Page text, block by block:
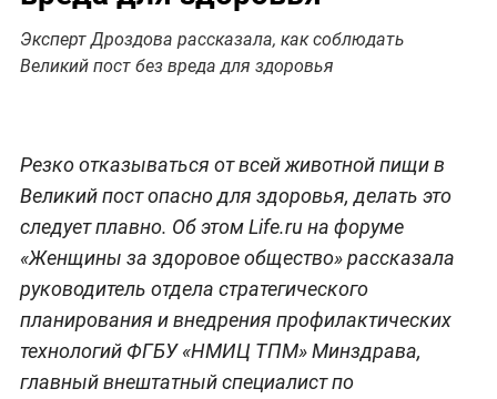
Эксперт Дроздова рассказала, как соблюдать
Великий пост без вреда для здоровья
Резко отказываться от всей животной пищи в
Великий пост опасно для здоровья, делать это
следует плавно. Об этом Life.ru на форуме
«Женщины за здоровое общество» рассказала
руководитель отдела стратегического
планирования и внедрения профилактических
технологий ФГБУ «НМИЦ ТПМ» Минздрава,
главный внештатный специалист по